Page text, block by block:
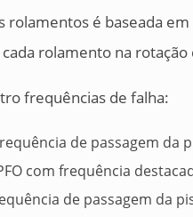
rolamentos é baseada
rolamento na rotação
frequências de falha:
de passagem da
com frequência
de passagem da